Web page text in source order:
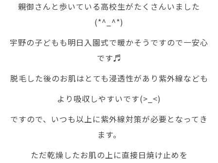
親御さんと歩いている高校生がたくさんいました
(*^_^*)
宇野の子どもも明日入園式で暖かそうですので一安心
です♬
脱毛した後のお肌はとても浸透性があり紫外線なども
より吸収しやすいです(>_<)
ですので、いつも以上に紫外線対策が必要となってき
ます。
ただ乾燥したお肌の上に直接日焼け止めを